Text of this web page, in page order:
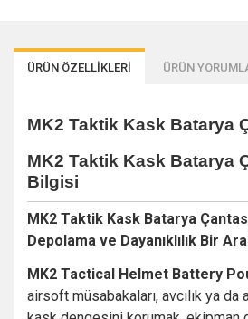
ÜRÜN ÖZELLİKLERİ ÜRÜN
MK2 Taktik Kask Batarya
MK2 Taktik Kask Batarya
Bilgisi
MK2 Taktik Kask Batarya
Depolama ve Dayanıklılık Bir
MK2 Tactical Helmet Battery
airsoft müsabakaları, avcılık ya